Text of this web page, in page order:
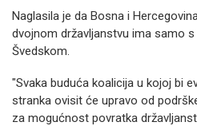
Naglasila je da Bosna i
dvojnom državljanstvu ima samo
Švedskom.
"Svaka buduća koalicija u kojoj bi
stranka ovisit će upravo od
za mogućnost povratka